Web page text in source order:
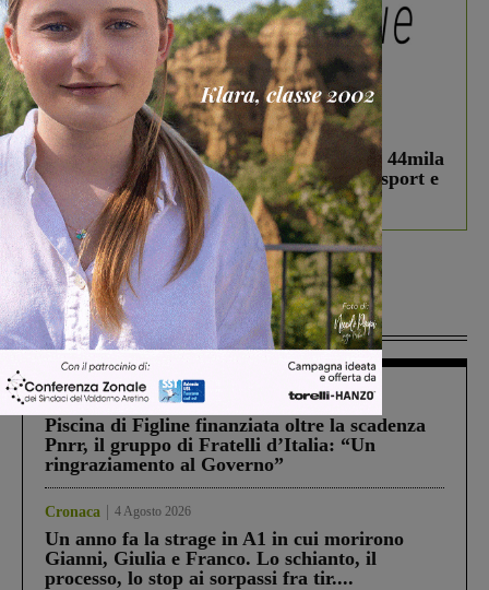
In vetrina 3 Agosto 2026
Estra Notizie agosto: Smart Cities, oltre 44mila
studenti coinvolti, torna il bando per lo sport e
debutta il podcast Estrair
Più lette
Figline Incisa Valdarno 1 Agosto 2026
Piscina di Figline finanziata oltre la scadenza
Pnrr, il gruppo di Fratelli d’Italia: “Un
ringraziamento al Governo”
Cronaca 4 Agosto 2026
Un anno fa la strage in A1 in cui morirono
Gianni, Giulia e Franco. Lo schianto, il
processo, lo stop ai sorpassi fra tir....